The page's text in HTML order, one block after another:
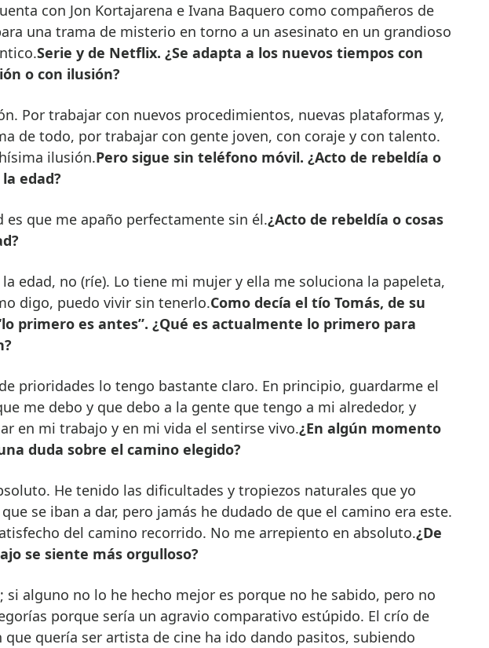
con Jon Kortajarena e Ivana Baquero como compañeros de
una trama de misterio en torno a un asesinato en un grandioso
Serie y de Netflix. ¿Se adapta a los nuevos tiempos con
o con ilusión?
Por trabajar con nuevos procedimientos, nuevas plataformas y,
de todo, por trabajar con gente joven, con coraje y con talento.
ilusión.Pero sigue sin teléfono móvil. ¿Acto de rebeldía o
edad?
es que me apaño perfectamente sin él.¿Acto de rebeldía o cosas
la edad, no (ríe). Lo tiene mi mujer y ella me soluciona la papeleta,
digo, puedo vivir sin tenerlo.Como decía el tío Tomás, de su
primero es antes”. ¿Qué es actualmente lo primero para
prioridades lo tengo bastante claro. En principio, guardarme el
me debo y que debo a la gente que tengo a mi alrededor, y
en mi trabajo y en mi vida el sentirse vivo.¿En algún momento
duda sobre el camino elegido?
He tenido las dificultades y tropiezos naturales que yo
se iban a dar, pero jamás he dudado de que el camino era este.
del camino recorrido. No me arrepiento en absoluto.¿De
se siente más orgulloso?
si alguno no lo he hecho mejor es porque no he sabido, pero no
porque sería un agravio comparativo estúpido. El crío de
que quería ser artista de cine ha ido dando pasitos, subiendo